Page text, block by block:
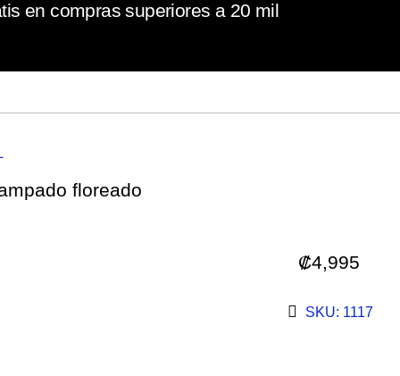
en compras superiores a 20 mil
floreado
₡4,995
SKU: 1117